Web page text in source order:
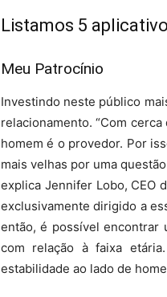
Listamos 5
Meu Patrocínio
Investindo neste público
relacionamento. “Com
homem é o provedor. Por
mais velhas por uma
explica Jennifer Lobo, CEO
exclusivamente dirigido a
então, é possível encontrar
com relação à faixa
estabilidade ao lado de